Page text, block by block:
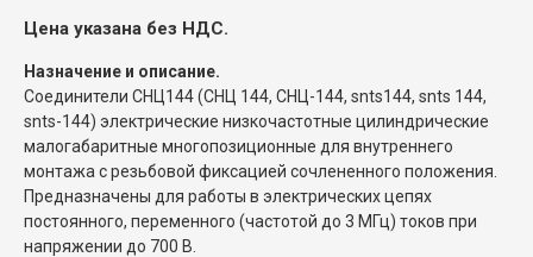
Цена указана без НДС.
Назначение и описание.
Соединители СНЦ144 (СНЦ 144, СНЦ-144, snts144, snts 144,
snts-144) электрические низкочастотные цилиндрические
малогабаритные многопозиционные для внутреннего
монтажа с резьбовой фиксацией сочлененного положения.
Предназначены для работы в электрических цепях
постоянного, переменного (частотой до 3 МГц) токов при
напряжении до 700 В.